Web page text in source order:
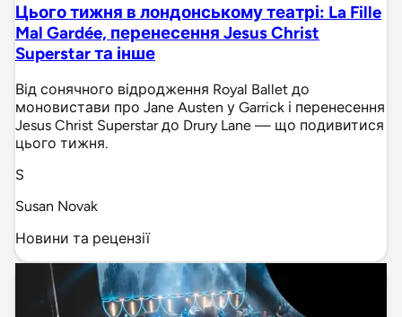
Цього тижня в лондонському театрі: La Fille
Mal Gardée, перенесення Jesus Christ
Superstar та інше
Від сонячного відродження Royal Ballet до
моновистави про Jane Austen у Garrick і перенесення
Jesus Christ Superstar до Drury Lane — що подивитися
цього тижня.
S
Susan Novak
Новини та рецензії